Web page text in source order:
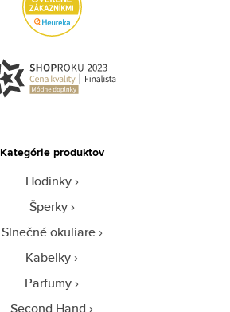
Kategórie produktov
Hodinky
Šperky
Slnečné okuliare
Kabelky
Parfumy